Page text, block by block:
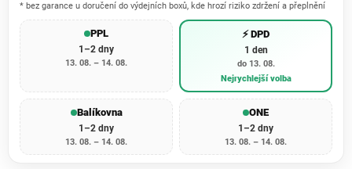
* bez garance u doručení do výdejních boxů, kde hrozí riziko zdržení a přeplnění
PPL
1–2 dny
13. 08. – 14. 08.
⚡ DPD
1 den
do 13. 08.
Nejrychlejší volba
Balíkovna
1–2 dny
13. 08. – 14. 08.
ONE
1–2 dny
13. 08. – 14. 08.